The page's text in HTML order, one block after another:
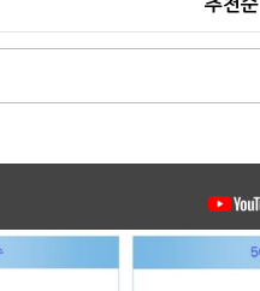
추천순